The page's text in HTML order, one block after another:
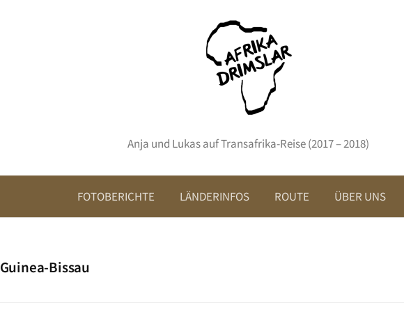
Anja und Lukas auf Transafrika-Reise (2017 – 2018)
FOTOBERICHTE LÄNDERINFOS ROUTE ÜBER UNS
Guinea-Bissau